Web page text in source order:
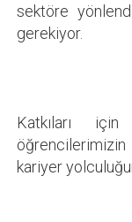
sektöre
gerekiyor.
Katkıları
kariyer